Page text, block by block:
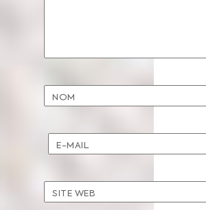
NOM
E-MAIL
SITE WEB